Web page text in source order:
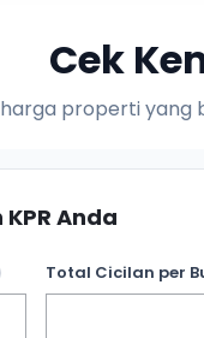
Cek
properti yang
Anda
Total Cicilan per